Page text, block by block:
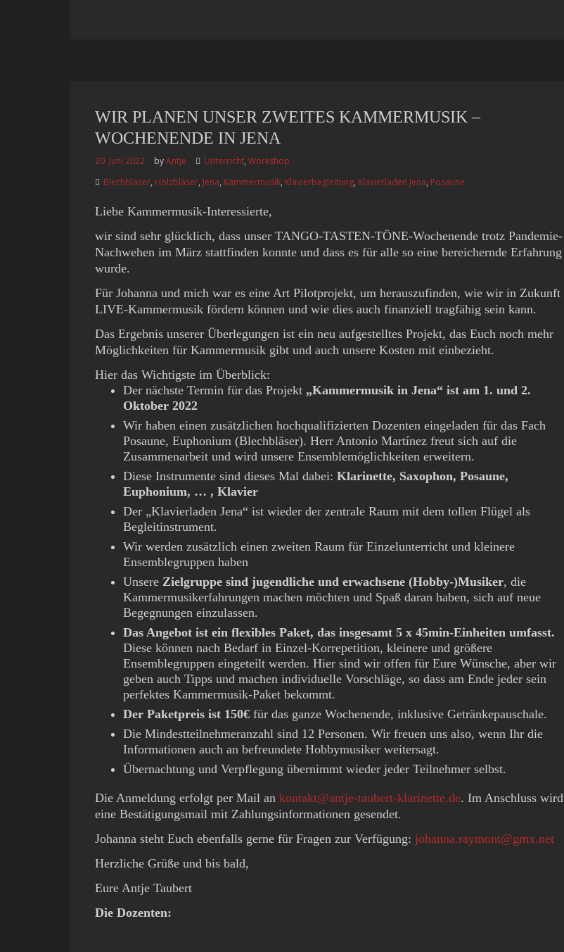
WIR PLANEN UNSER ZWEITES KAMMERMUSIK –
WOCHENENDE IN JENA
20. Juni 2022 byAntje Unterricht, Workshop
Blechbläser, Holzbläser, Jena, Kammermusik, Klavierbegleitung, Klavierladen Jena, Posaune
Liebe Kammermusik-Interessierte,
wir sind sehr glücklich, dass unser TANGO-TASTEN-TÖNE-Wochenende trotz Pandemie-
Nachwehen im März stattfinden konnte und dass es für alle so eine bereichernde Erfahrung
wurde.
Für Johanna und mich war es eine Art Pilotprojekt, um herauszufinden, wie wir in Zukunft
LIVE-Kammermusik fördern können und wie dies auch finanziell tragfähig sein kann.
Das Ergebnis unserer Überlegungen ist ein neu aufgestelltes Projekt, das Euch noch mehr
Möglichkeiten für Kammermusik gibt und auch unsere Kosten mit einbezieht.
Hier das Wichtigste im Überblick:
Der nächste Termin für das Projekt „Kammermusik in Jena“ ist am 1. und 2.
Oktober 2022
Wir haben einen zusätzlichen hochqualifizierten Dozenten eingeladen für das Fach
Posaune, Euphonium (Blechbläser). Herr Antonio Martínez freut sich auf die
Zusammenarbeit und wird unsere Ensemblemöglichkeiten erweitern.
Diese Instrumente sind dieses Mal dabei: Klarinette, Saxophon, Posaune,
Euphonium, … , Klavier
Der „Klavierladen Jena“ ist wieder der zentrale Raum mit dem tollen Flügel als
Begleitinstrument.
Wir werden zusätzlich einen zweiten Raum für Einzelunterricht und kleinere
Ensemblegruppen haben
Unsere Zielgruppe sind jugendliche und erwachsene (Hobby-)Musiker, die
Kammermusikerfahrungen machen möchten und Spaß daran haben, sich auf neue
Begegnungen einzulassen.
Das Angebot ist ein flexibles Paket, das insgesamt 5 x 45min-Einheiten umfasst.
Diese können nach Bedarf in Einzel-Korrepetition, kleinere und größere
Ensemblegruppen eingeteilt werden. Hier sind wir offen für Eure Wünsche, aber wir
geben auch Tipps und machen individuelle Vorschläge, so dass am Ende jeder sein
perfektes Kammermusik-Paket bekommt.
Der Paketpreis ist 150€ für das ganze Wochenende, inklusive Getränkepauschale.
Die Mindestteilnehmeranzahl sind 12 Personen. Wir freuen uns also, wenn Ihr die
Informationen auch an befreundete Hobbymusiker weitersagt.
Übernachtung und Verpflegung übernimmt wieder jeder Teilnehmer selbst.
Die Anmeldung erfolgt per Mail an kontakt@antje-taubert-klarinette.de. Im Anschluss wird
eine Bestätigungsmail mit Zahlungsinformationen gesendet.
Johanna steht Euch ebenfalls gerne für Fragen zur Verfügung: johanna.raymont@gmx.net
Herzliche Grüße und bis bald,
Eure Antje Taubert
Die Dozenten: